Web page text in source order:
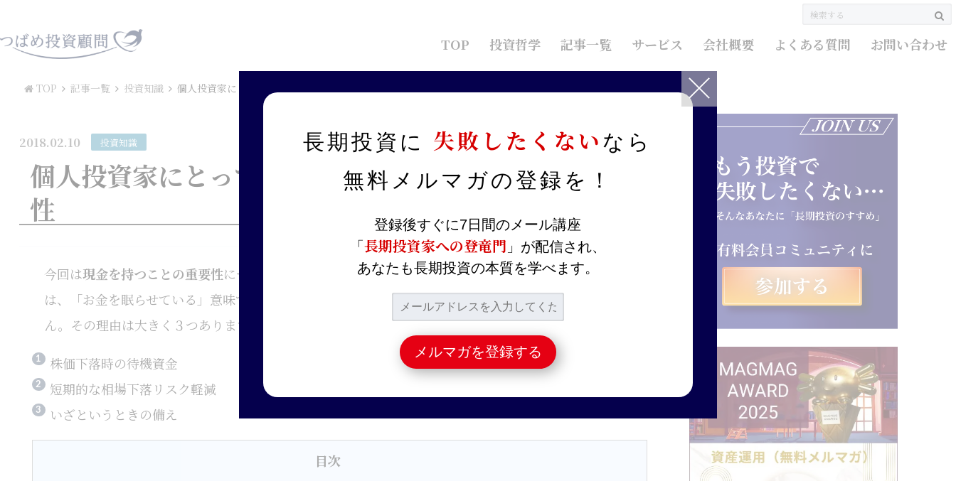
TOP 投資哲学 記事一覧 サービス 会社概要 よくある質問 お問い合わせ
TOP 記事一覧 投資知識 個人投資家にとってのキャッシュ・ポジションの重要性
2018.02.10 投資知識
個人投資家にとってのキャッシュ・ポジションの重要
性
今回は現金を持つことの重要性についてお話しします。資産運用において現金を多く持っていること
は、「お金を眠らせている」意味で投資効率を下げるとされています。しかし、私はそうは思いませ
ん。その理由は大きく３つあります。
株価下落時の待機資金
短期的な相場下落リスク軽減
いざというときの備え
目次
長期投資に 失敗したくない なら
無料メルマガの登録を！
登録後すぐに7日間のメール講座
「 長期投資家への登竜門 」が配信され、
あなたも長期投資の本質を学べます。